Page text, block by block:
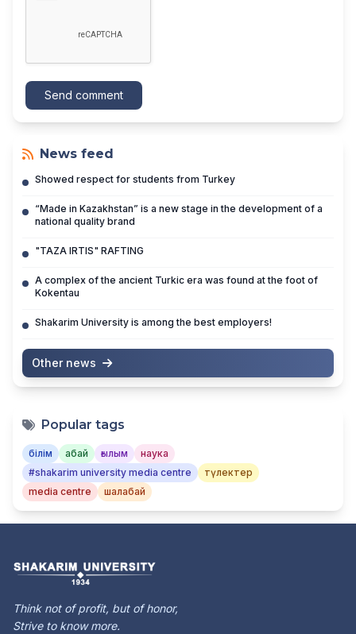
Send comment
News feed
Showed respect for students from Turkey
“Made in Kazakhstan” is a new stage in the development of a
national quality brand
"TAZA IRTIS" RAFTING
A complex of the ancient Turkic era was found at the foot of
Kokentau
Shakarim University is among the best employers!
Other news
Popular tags
білім абай ғылым
наука
#shakarim university media centre
түлектер
media centre
шалабай
Think not of profit, but of honor,
Strive to know more.